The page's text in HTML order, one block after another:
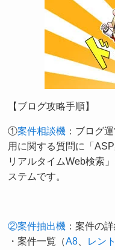
【ブログ攻略手順】
①案件相談機 ：ブログ
用に関する質問に「
リアルタイムWeb検索
ステムです。
②案件抽出機 ：案件の
・案件一覧（A8 レン